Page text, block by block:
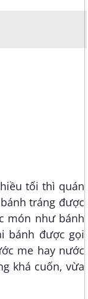
tối thì quán
tráng được
món như bánh
bánh được gọi
me hay nước
khá cuốn, vừa